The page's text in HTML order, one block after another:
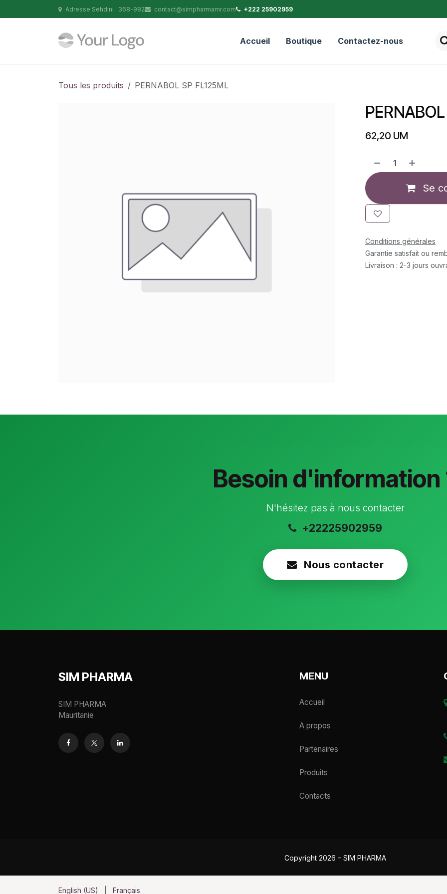
Se rendre au contenuAdresse Sehdini : 368-982 contact@simpharmamr.com +222 25902959
Accueil Boutique Contactez-nous
Tous les produits PERNABOL SP FL125ML
62,20 UM
Se
Conditions générales
Garantie satisfait ou
Livraison : 2-3 jours
Besoin d'information
N'hésitez pas à nous contacter
+22225902959
Nous contacter
SIM PHARMA
SIM PHARMA
Mauritanie
MENU
Accueil
A propos
Partenaires
Produits
Contacts
Copyright 2026 – SIM PHARMA
English (US) Français